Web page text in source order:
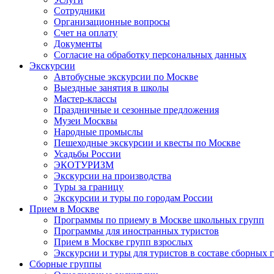
Сотрудники
Организационные вопросы
Счет на оплату
Документы
Согласие на обработку персональных данных
Экскурсии
Автобусные экскурсии по Москве
Выездные занятия в школы
Мастер-классы
Праздничные и сезонные предложения
Музеи Москвы
Народные промыслы
Пешеходные экскурсии и квесты по Москве
Усадьбы России
ЭКОТУРИЗМ
Экскурсии на производства
Туры за границу
Экскурсии и туры по городам России
Прием в Москве
Программы по приему в Москве школьных групп
Программы для иностранных туристов
Прием в Москве групп взрослых
Экскурсии и туры для туристов в составе сборных
Сборные группы